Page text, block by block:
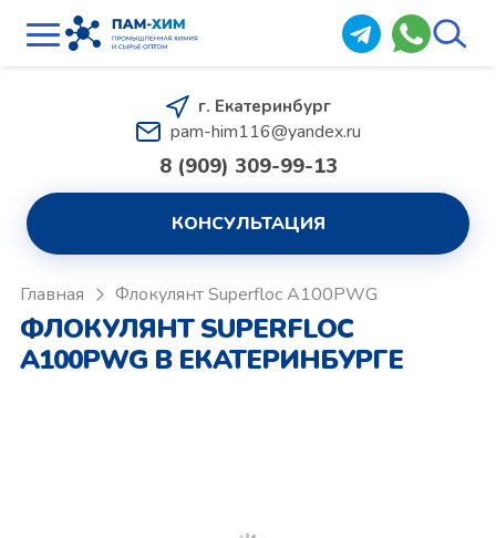
г. Екатеринбург
pam-him116@yandex.ru
8 (909) 309-99-13
КОНСУЛЬТАЦИЯ
Главная Флокулянт Superfloc A100PWG
ФЛОКУЛЯНТ SUPERFLOC
A100PWG В ЕКАТЕРИНБУРГЕ